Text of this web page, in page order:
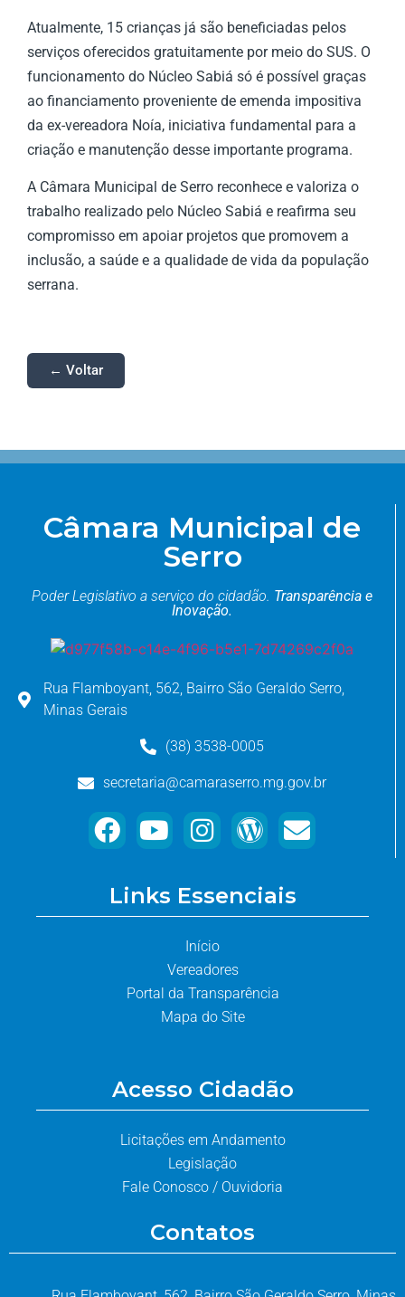
Atualmente, 15 crianças já são beneficiadas pelos
serviços oferecidos gratuitamente por meio do SUS. O
funcionamento do Núcleo Sabiá só é possível graças
ao financiamento proveniente de emenda impositiva
da ex-vereadora Noía, iniciativa fundamental para a
criação e manutenção desse importante programa.
A Câmara Municipal de Serro reconhece e valoriza o
trabalho realizado pelo Núcleo Sabiá e reafirma seu
compromisso em apoiar projetos que promovem a
inclusão, a saúde e a qualidade de vida da população
serrana.
← Voltar
Câmara Municipal de
Serro
Poder Legislativo a serviço do cidadão. Transparência e
Inovação.
Rua Flamboyant, 562, Bairro São Geraldo Serro,
Minas Gerais
(38) 3538-0005
secretaria@camaraserro.mg.gov.br
Links Essenciais
Início
Vereadores
Portal da Transparência
Mapa do Site
Acesso Cidadão
Licitações em Andamento
Legislação
Fale Conosco / Ouvidoria
Contatos